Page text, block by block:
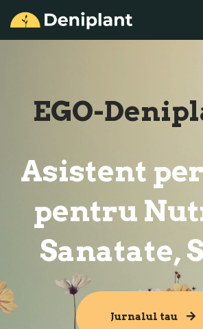
EGO-
Asistent
pentru
Sanatate,
Jurnalul tau